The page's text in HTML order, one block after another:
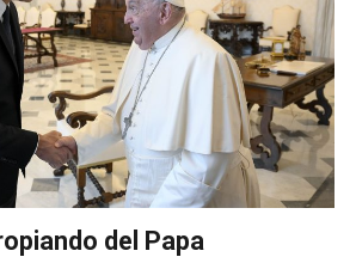
del Papa